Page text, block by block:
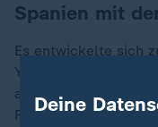
Spanien mit
Es entwickelte sich
Yamal in der 12.
aufblitzen ließ, als er
Foul gebremst
Deine